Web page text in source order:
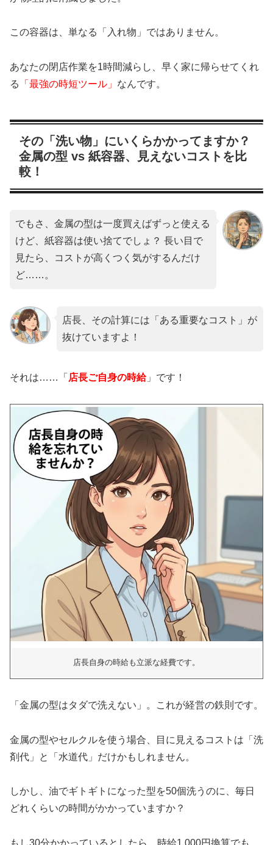
この容器は、単なる「入れ物」ではありません。
あなたの閉店作業を1時間減らし、早く家に帰らせてくれ
る
「最強の時短ツール」 なんです。
その「洗い物」にいくらかかってますか？
金属の型 vs 紙容器、見えないコストを比
較！
でもさ、金属の型は一度買えばずっと使える
けど、紙容器は使い捨てでしょ？ 長い目で
見たら、コストが高くつく気がするんだけ
ど……。
店長、その計算には「ある重要なコスト」が
抜けていますよ！
それは……「 店長ご自身の時給」です！
店長自身の時給も立派な経費です。
「金属の型はタダで洗えない」。これが経営の鉄則です。
金属の型やセルクルを使う場合、目に見えるコストは「洗
剤代」と「水道代」だけかもしれません。
しかし、油でギトギトになった型を50個洗うのに、毎日
どれくらいの時間がかかっていますか？